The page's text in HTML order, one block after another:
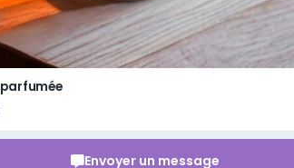
Bougie parfumée
Envoyer un message